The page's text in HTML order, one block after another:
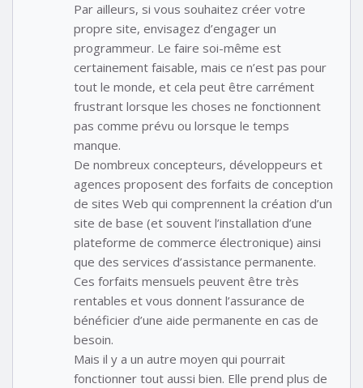
Par ailleurs, si vous souhaitez créer votre
propre site, envisagez d’engager un
programmeur. Le faire soi-même est
certainement faisable, mais ce n’est pas pour
tout le monde, et cela peut être carrément
frustrant lorsque les choses ne fonctionnent
pas comme prévu ou lorsque le temps
manque.
De nombreux concepteurs, développeurs et
agences proposent des forfaits de conception
de sites Web qui comprennent la création d’un
site de base (et souvent l’installation d’une
plateforme de commerce électronique) ainsi
que des services d’assistance permanente.
Ces forfaits mensuels peuvent être très
rentables et vous donnent l’assurance de
bénéficier d’une aide permanente en cas de
besoin.
Mais il y a un autre moyen qui pourrait
fonctionner tout aussi bien. Elle prend plus de